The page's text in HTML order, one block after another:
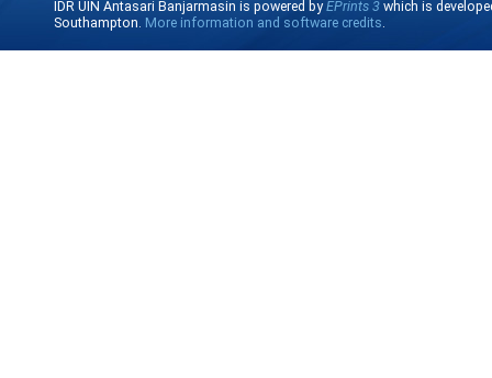
IDR UIN Antasari Banjarmasin is powered byEPrints 3 which is
Southampton. More information and software credits.